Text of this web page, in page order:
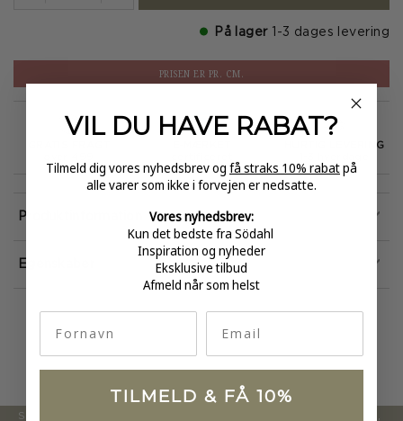
På lager 1-3 dages levering
PRISEN ER PR. CM.
HURTIG LEVERING
Egenskaber
Produktinformation
Södahl ønsker at tilbyde en moderne og attraktiv kollektion,
VIL DU HAVE RABAT?
Tilmeld dig vores nyhedsbrev og få straks 10% rabatpå
alle varer som ikke i forvejen er nedsatte.
Vores nyhedsbrev:
Kun det bedste fra Södahl
Inspiration og nyheder
Eksklusive tilbud
Afmeld når som helst
TILMELD & FÅ 10%